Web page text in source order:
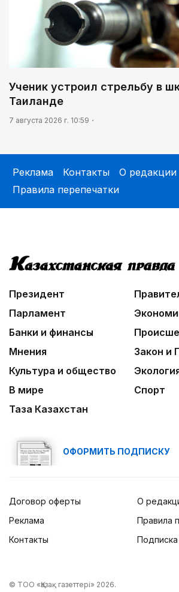
Ученик устроил стрельбу в
Таиланде
7 августа 2026 г. 10:59
Реклама Контакты
О редакции
Правила перепечатки
Президент
Парламент
Банки и финансы
Мнения
Закон и
Культура и общество
В мире
Спорт
Таза Казахстан
ОФОРМИТЬ ПОДПИСКУ
Договор оферты
Реклама
Контакты
О
Правила
Подписка
© ТОО «Қазақ газеттері» 2026.